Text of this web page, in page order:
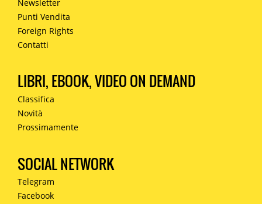
Newsletter
Punti Vendita
Foreign Rights
Contatti
LIBRI, EBOOK, VIDEO ON DEMAND
Classifica
Novità
Prossimamente
SOCIAL NETWORK
Telegram
Facebook